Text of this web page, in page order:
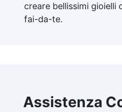
creare bellissimi gioielli
fai-da-te.
Assistenza